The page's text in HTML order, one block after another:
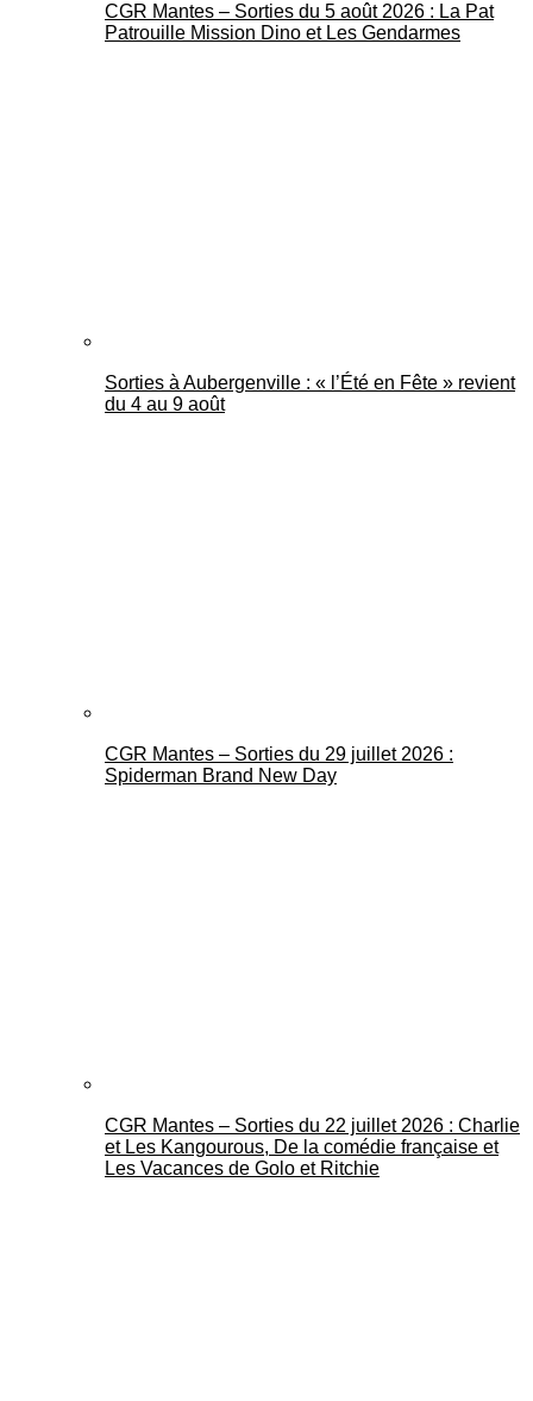
CGR Mantes – Sorties du 5 août 2026 : La Pat
Patrouille Mission Dino et Les Gendarmes
Sorties à Aubergenville : « l’Été en Fête » revient
du 4 au 9 août
CGR Mantes – Sorties du 29 juillet 2026 :
Spiderman Brand New Day
CGR Mantes – Sorties du 22 juillet 2026 : Charlie
et Les Kangourous, De la comédie française et
Les Vacances de Golo et Ritchie